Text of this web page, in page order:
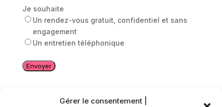
Gérer le consentement |
Je souhaite
Un rendez-vous gratuit, confidentiel et sans
engagement
Un entretien téléphonique